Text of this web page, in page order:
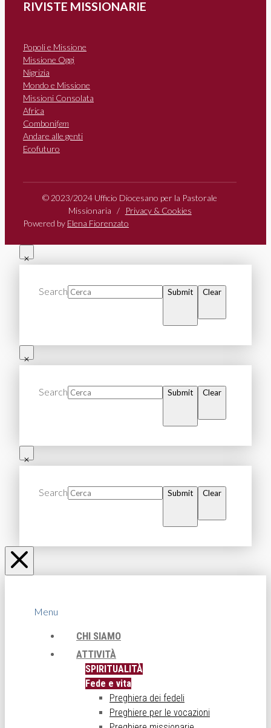
RIVISTE MISSIONARIE
Popoli e Missione
Missione Oggi
Nigrizia
Mondo e Missione
Missioni Consolata
Africa
Combonifem
Andare alle genti
Ecofuturo
© 2023/2024 Ufficio Diocesano per la Pastorale
Missionaria /
Privacy & Cookies
Powered by Elena Fiorenzato
Search Submit Clear
Search Submit Clear
Search Submit Clear
Menu
CHI SIAMO
ATTIVITÀ
SPIRITUALITÀ
Fede e vita
Preghiera dei fedeli
Preghiere per le vocazioni